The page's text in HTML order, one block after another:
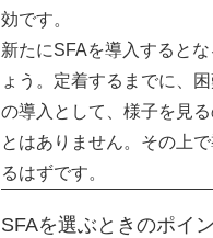
効です。
新たにSFAを導入すると
ょう。定着するまでに、
の導入として、様子を見
とはありません。その上
るはずです。
SFAを選ぶときのポイ